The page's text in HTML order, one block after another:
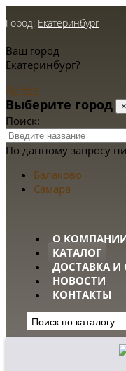
Город: Екатеринбург
Ваш город
Екатеринбург?
Да Нет
Выберите город ×
Поиск:
По данному запросу
Балаково
Самара
О
КАТАЛОГ
ДОСТАВКА И
НОВОСТИ
КОНТАКТЫ